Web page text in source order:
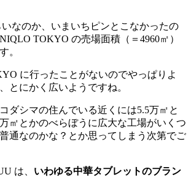
いなのか、いまいちピンとこなかったの
TOKYO の売場面積（＝4960㎡）
。
に行ったことがないのでやっぱりよ
とにかく広いようですね。
ダシマの住んでいる近くには5.5万㎡と
㎡とかのべらぼうに広大な工場がいくつ
通なのかな？とか思ってしまう次第でご
は、 いわゆる中華タブレットのブラン